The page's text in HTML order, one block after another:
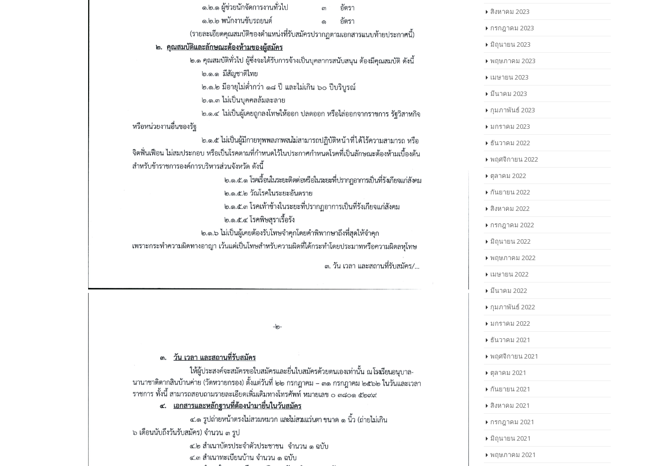
สิงหาคม 2023
กรกฎาคม 2023
มิถุนายน 2023
พฤษภาคม 2023
เมษายน 2023
มีนาคม 2023
กุมภาพันธ์ 2023
มกราคม 2023
ธันวาคม 2022
พฤศจิกายน 2022
ตุลาคม 2022
กันยายน 2022
สิงหาคม 2022
กรกฎาคม 2022
มิถุนายน 2022
พฤษภาคม 2022
เมษายน 2022
มีนาคม 2022
กุมภาพันธ์ 2022
มกราคม 2022
ธันวาคม 2021
พฤศจิกายน 2021
ตุลาคม 2021
กันยายน 2021
สิงหาคม 2021
กรกฎาคม 2021
มิถุนายน 2021
พฤษภาคม 2021